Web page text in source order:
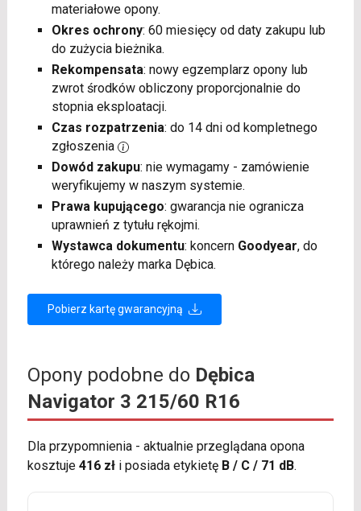
materiałowe opony.
Okres ochrony: 60 miesięcy od daty zakupu lub
do zużycia bieżnika.
Rekompensata: nowy egzemplarz opony lub
zwrot środków obliczony proporcjonalnie do
stopnia eksploatacji.
Czas rozpatrzenia: do 14 dni od kompletnego
zgłoszenia
Dowód zakupu: nie wymagamy - zamówienie
weryfikujemy w naszym systemie.
Prawa kupującego: gwarancja nie ogranicza
uprawnień z tytułu rękojmi.
Wystawca dokumentu: koncern Goodyear, do
którego należy marka Dębica.
Pobierz kartę gwarancyjną
Opony podobne do Dębica
Navigator 3 215/60 R16
Dla przypomnienia - aktualnie przeglądana opona
kosztuje 416 złi posiada etykietę B / C / 71 dB.